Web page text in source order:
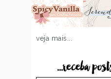
veja mais...
...receba